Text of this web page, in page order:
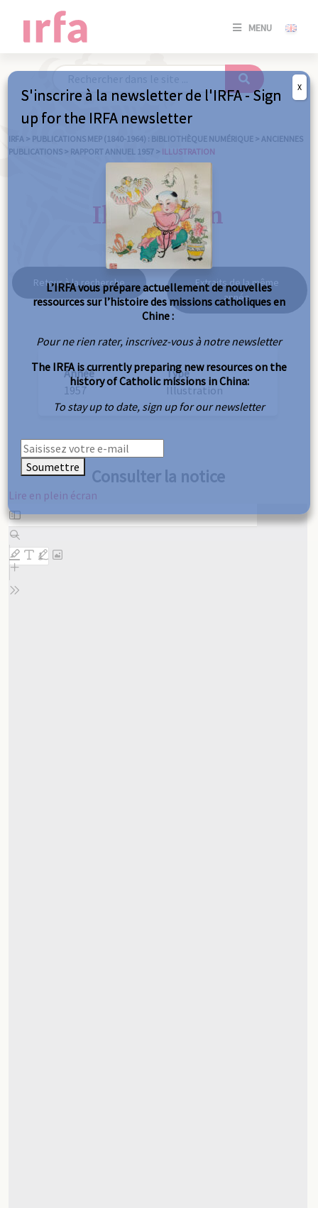
MENU
SE
/
IRFA > PUBLICATIONS MEP (1840-1964) : BIBLIOTHÈQUE NUMÉRIQUE > ANCIENNES
PUBLICATIONS > RAPPORT ANNUEL 1957 > ILLUSTRATION
Illustration
Retour à la recherche
Extraits de la même
année
Année
1957
Type
Illustration
Consulter la notice
Lire en plein écran
Aller
au
contenu
PDF
S'inscrire à la newsletter de l'IRFA - Sign
up for the IRFA newsletter
L’IRFA vous prépare actuellement de nouvelles
ressources sur l’histoire des missions catholiques en
Chine :
Pour ne rien rater, inscrivez-vous à notre newsletter
The IRFA is currently preparing new resources on the
history of Catholic missions in China:
To stay up to date, sign up for our newsletter
Soumettre
X